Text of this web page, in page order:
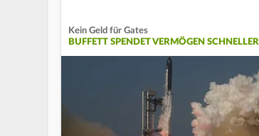
Kein Geld für Gates
BUFFETT SPENDET VERMÖGEN SCHNELLER